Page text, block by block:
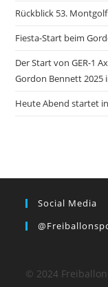
Rückblick 53.
Fiesta-Start beim
Der Start von GER-1
Gordon Bennett 2025
Heute Abend startet
Social Media
© 2024